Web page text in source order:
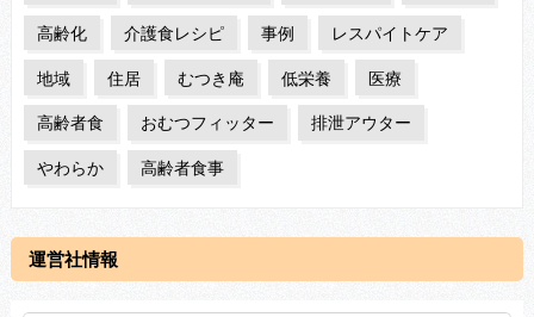
高齢化 介護食レシピ 事例 レスパイトケア
地域 住居 むつき庵 低栄養 医療
高齢者食 おむつフィッター 排泄アウター
やわらか 高齢者食事
運営社情報